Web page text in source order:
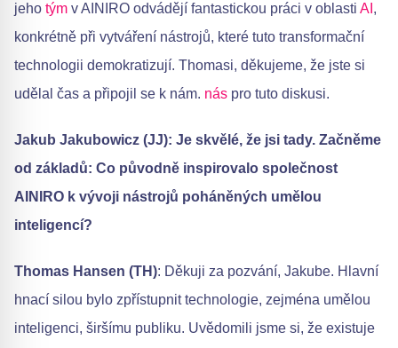
jeho tým v AINIRO odvádějí fantastickou práci v oblasti AI ,
konkrétně při vytváření nástrojů, které tuto transformační
technologii demokratizují. Thomasi, děkujeme, že jste si
udělal čas a připojil se k nám. nás pro tuto diskusi.
Jakub Jakubowicz (JJ): Je skvělé, že jsi tady. Začněme
od základů: Co původně inspirovalo společnost
AINIRO k vývoji nástrojů poháněných umělou
inteligencí?
Thomas Hansen (TH): Děkuji za pozvání, Jakube. Hlavní
hnací silou bylo zpřístupnit technologie, zejména umělou
inteligenci, širšímu publiku. Uvědomili jsme si, že existuje